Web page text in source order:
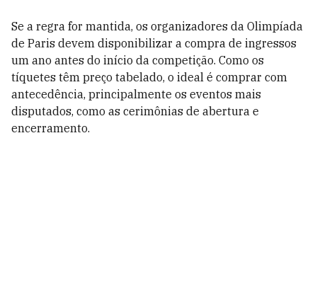
Se a regra for mantida, os organizadores da Olimpíada
de Paris devem disponibilizar a compra de ingressos
um ano antes do início da competição. Como os
tíquetes têm preço tabelado, o ideal é comprar com
antecedência, principalmente os eventos mais
disputados, como as cerimônias de abertura e
encerramento.